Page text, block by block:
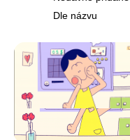
Dle názvu